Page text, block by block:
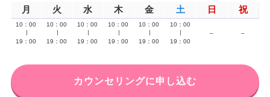
月 火 水 木 金 土 日 祝
10：00
19：00
10：00
19：00
10：00
19：00
10：00
19：00
10：00
19：00
10：00
19：00
– –
カウンセリングに申し込む